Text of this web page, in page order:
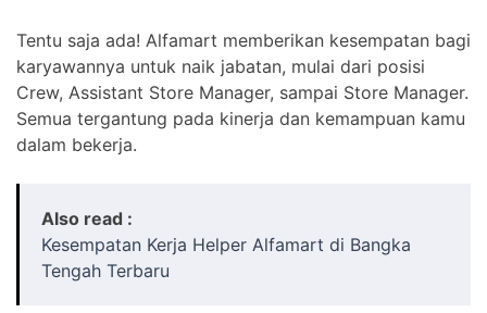
Tentu saja ada! Alfamart memberikan kesempatan bagi
karyawannya untuk naik jabatan, mulai dari posisi
Crew, Assistant Store Manager, sampai Store Manager.
Semua tergantung pada kinerja dan kemampuan kamu
dalam bekerja.
Also read :
Kesempatan Kerja Helper Alfamart di Bangka
Tengah Terbaru